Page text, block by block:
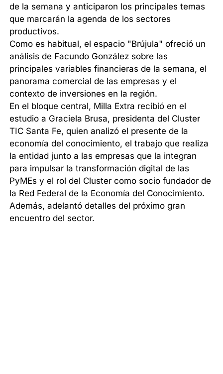
de la semana y anticiparon los principales temas
que marcarán la agenda de los sectores
productivos.
Como es habitual, el espacio "Brújula" ofreció un
análisis de Facundo González sobre las
principales variables financieras de la semana, el
panorama comercial de las empresas y el
contexto de inversiones en la región.
En el bloque central, Milla Extra recibió en el
estudio a Graciela Brusa, presidenta del Cluster
TIC Santa Fe, quien analizó el presente de la
economía del conocimiento, el trabajo que realiza
la entidad junto a las empresas que la integran
para impulsar la transformación digital de las
PyMEs y el rol del Cluster como socio fundador de
la Red Federal de la Economía del Conocimiento.
Además, adelantó detalles del próximo gran
encuentro del sector.